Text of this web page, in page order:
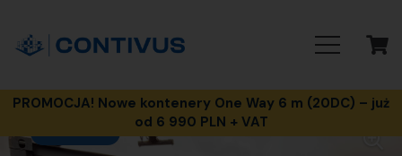
PROMOCJA! Nowe kontenery One Way 6 m (20DC) – już
od 6 990 PLN + VAT